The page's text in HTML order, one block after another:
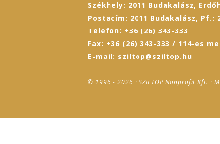
Székhely: 2011 Budakalász,
Postacím: 2011 Budakalász, Pf.:
Telefon: +36 (26) 343-333
Fax: +36 (26) 343-333 / 114-es
E-mail: sziltop@sziltop.hu
© 1996 - 2026 · SZILTOP Nonprofit Kft. ·